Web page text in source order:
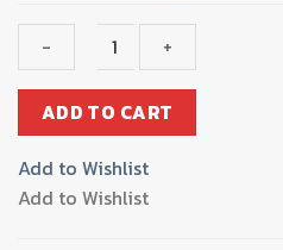
แกน
ล้อ
หน้า
ADD TO CART
Add to Wishlist
Add to Wishlist